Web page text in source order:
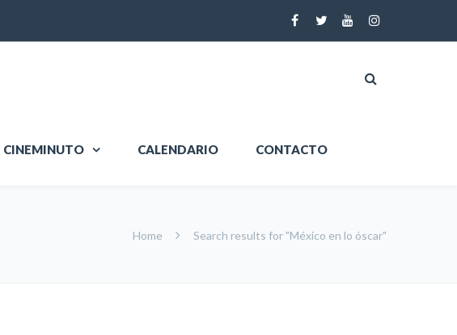
CINEMINUTO CALENDARIO CONTACTO
Home Search results for "México en lo óscar"